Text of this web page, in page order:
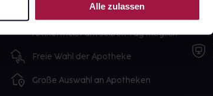
Alle zulassen
Lieferung für sofort verfügbare
Artikel meist am selben Tag möglich
Freie Wahl der Apotheke
Große Auswahl an Apotheken